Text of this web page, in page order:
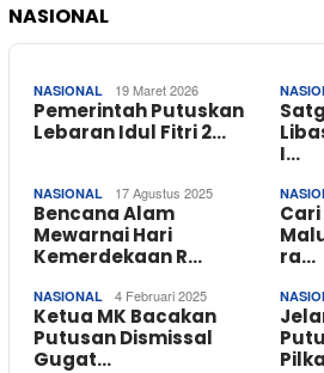
NASIONAL
NASIONAL 19 Maret 2026
Pemerintah Putuskan
Lebaran Idul Fitri 2…
I…
NASIONAL 17 Agustus 2025
Bencana Alam
Mewarnai Hari
Kemerdekaan R…
ra…
NASIONAL 4 Februari 2025
Ketua MK Bacakan
Putusan Dismissal
Gugat…